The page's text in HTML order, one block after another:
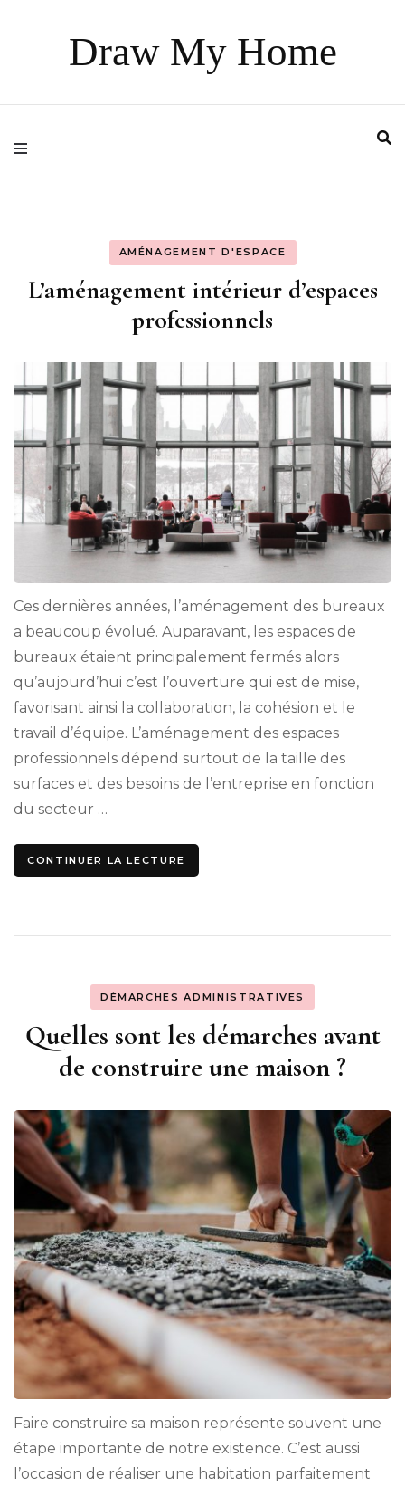
Draw My Home
AMÉNAGEMENT D'ESPACE
L’aménagement intérieur d’espaces
professionnels
Ces dernières années, l’aménagement des bureaux
a beaucoup évolué. Auparavant, les espaces de
bureaux étaient principalement fermés alors
qu’aujourd’hui c’est l’ouverture qui est de mise,
favorisant ainsi la collaboration, la cohésion et le
travail d’équipe. L’aménagement des espaces
professionnels dépend surtout de la taille des
surfaces et des besoins de l’entreprise en fonction
du secteur …
CONTINUER LA LECTURE
DÉMARCHES ADMINISTRATIVES
Quelles sont les démarches avant
de construire une maison ?
Faire construire sa maison représente souvent une
étape importante de notre existence. C’est aussi
l’occasion de réaliser une habitation parfaitement